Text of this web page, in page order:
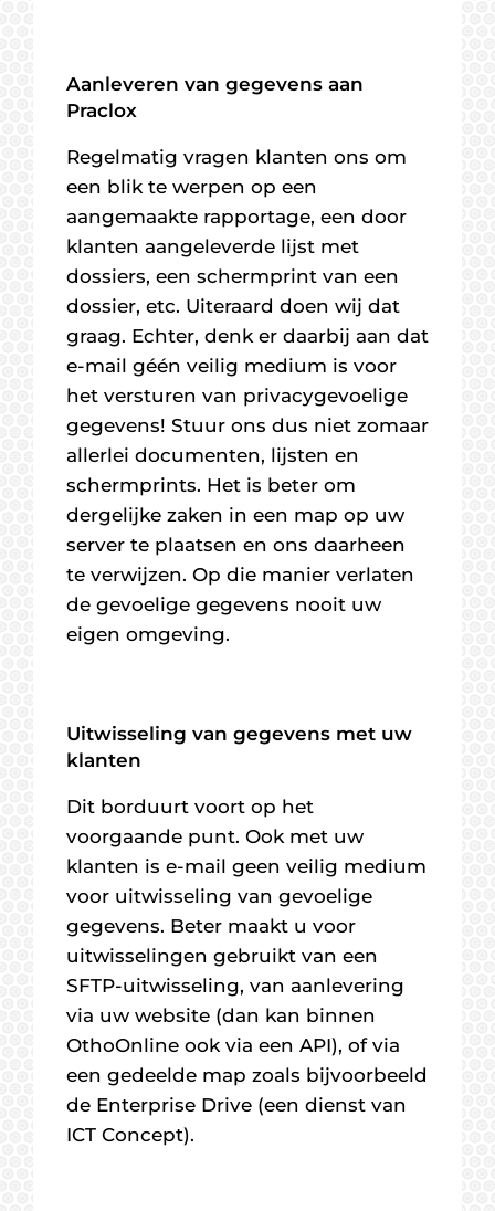
Aanleveren van gegevens aan
Praclox
Regelmatig vragen klanten ons om
een blik te werpen op een
aangemaakte rapportage, een door
klanten aangeleverde lijst met
dossiers, een schermprint van een
dossier, etc. Uiteraard doen wij dat
graag. Echter, denk er daarbij aan dat
e-mail géén veilig medium is voor
het versturen van privacygevoelige
gegevens! Stuur ons dus niet zomaar
allerlei documenten, lijsten en
schermprints. Het is beter om
dergelijke zaken in een map op uw
server te plaatsen en ons daarheen
te verwijzen. Op die manier verlaten
de gevoelige gegevens nooit uw
eigen omgeving.
Uitwisseling van gegevens met uw
klanten
Dit borduurt voort op het
voorgaande punt. Ook met uw
klanten is e-mail geen veilig medium
voor uitwisseling van gevoelige
gegevens. Beter maakt u voor
uitwisselingen gebruikt van een
SFTP-uitwisseling, van aanlevering
via uw website (dan kan binnen
OthoOnline ook via een API), of via
een gedeelde map zoals bijvoorbeeld
de Enterprise Drive (een dienst van
ICT Concept).